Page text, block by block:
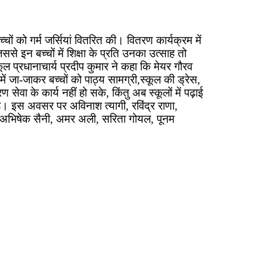
गर्म जर्सियां वितरित की। वितरण कार्यक्रम में
इन बच्चों में शिक्षा के प्रति उनका उत्साह तो
प्रदीप कुमार ने कहा कि मेयर गौरव
में जा-जाकर बच्चों को पाठ्य सामग्री,स्कूल की ड्रेस,
सेवा के कार्य नहीं हो सके, किंतु अब स्कूलों में पढ़ाई
इस अवसर पर अविनाश त्यागी, रविंद्र राणा,
सैनी, अमर अली, सरिता गोयल, पूनम